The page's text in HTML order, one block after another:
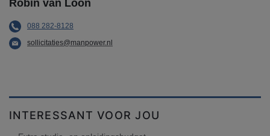
Robin van Loon
088 282-8128
sollicitaties@manpower.nl
INTERESSANT VOOR JOU